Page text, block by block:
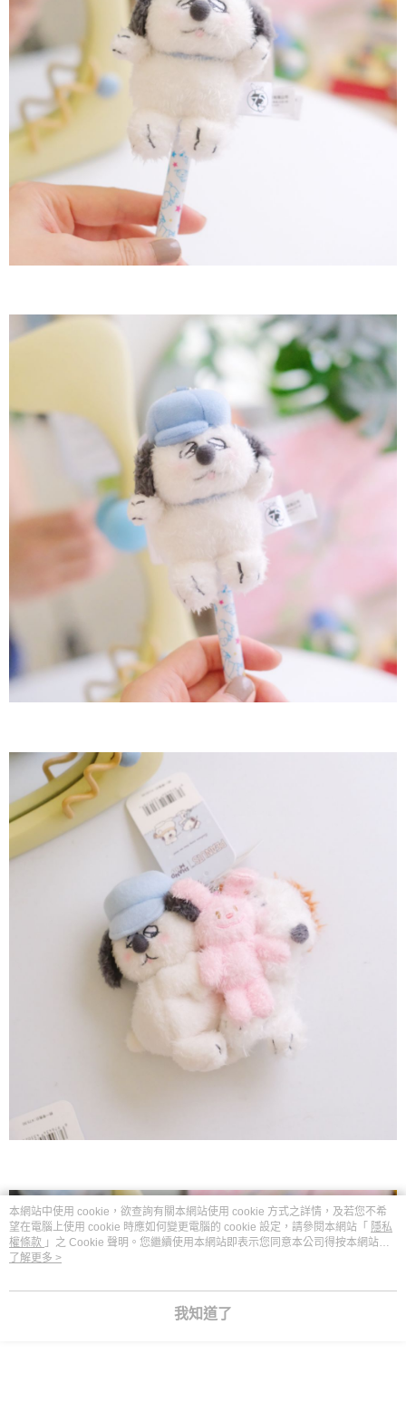
本網站中使用 cookie，欲查詢有關本網站使用 cookie 方式之詳情，及若您不希
望在電腦上使用 cookie 時應如何變更電腦的 cookie 設定，請參閱本網站「 隱私
權條款 」之 Cookie 聲明。您繼續使用本網站即表示您同意本公司得按本網站使
用條款之 Cookie 聲明使用 cookie。
了解更多 >
我知道了